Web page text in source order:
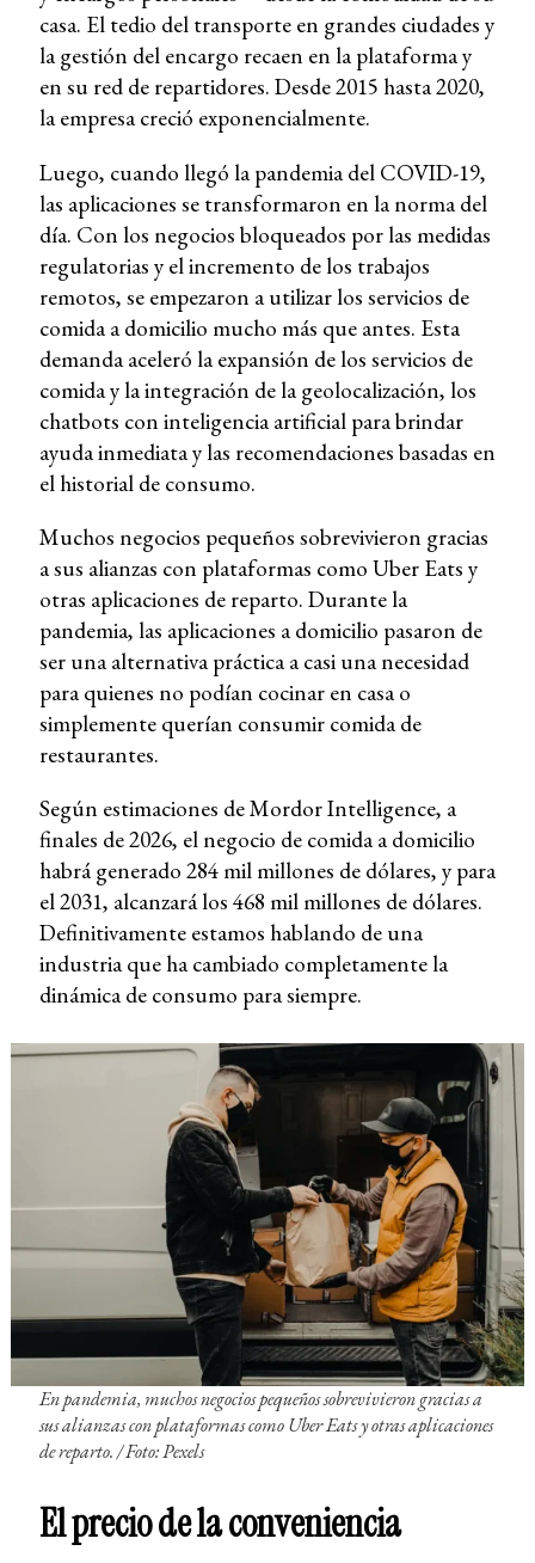
casa. El tedio del transporte en grandes ciudades y
la gestión del encargo recaen en la plataforma y
en su red de repartidores. Desde 2015 hasta 2020,
la empresa creció exponencialmente.
Luego, cuando llegó la pandemia del COVID-19,
las aplicaciones se transformaron en la norma del
día. Con los negocios bloqueados por las medidas
regulatorias y el incremento de los trabajos
remotos, se empezaron a utilizar los servicios de
comida a domicilio mucho más que antes. Esta
demanda aceleró la expansión de los servicios de
comida y la integración de la geolocalización, los
chatbots con inteligencia artificial para brindar
ayuda inmediata y las recomendaciones basadas en
el historial de consumo.
Muchos negocios pequeños sobrevivieron gracias
a sus alianzas con plataformas como Uber Eats y
otras aplicaciones de reparto. Durante la
pandemia, las aplicaciones a domicilio pasaron de
ser una alternativa práctica a casi una necesidad
para quienes no podían cocinar en casa o
simplemente querían consumir comida de
restaurantes.
Según estimaciones de Mordor Intelligence, a
finales de 2026, el negocio de comida a domicilio
habrá generado 284 mil millones de dólares, y para
el 2031, alcanzará los 468 mil millones de dólares.
Definitivamente estamos hablando de una
industria que ha cambiado completamente la
dinámica de consumo para siempre.
En pandemia, muchos negocios pequeños sobrevivieron gracias a
sus alianzas con plataformas como Uber Eats y otras aplicaciones
de reparto. / Foto: Pexels
El precio de la conveniencia